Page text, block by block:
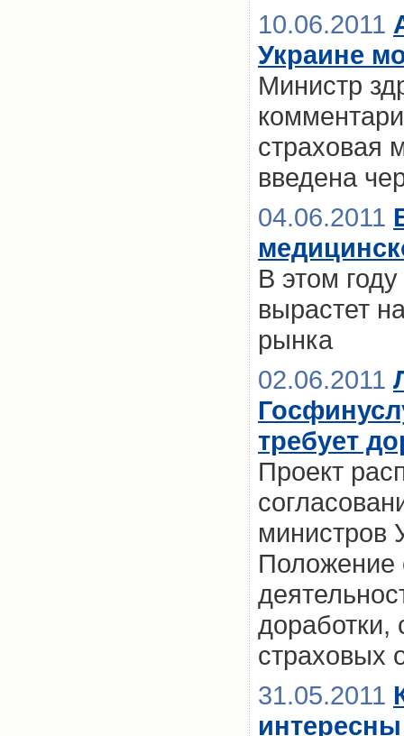
10.06.2011
Украине
Министр
страховая
введена
04.06.2011
В этом
вырастет
рынка
02.06.2011
требует
Проект
министров
Положение
доработки,
страховых
31.05.2011